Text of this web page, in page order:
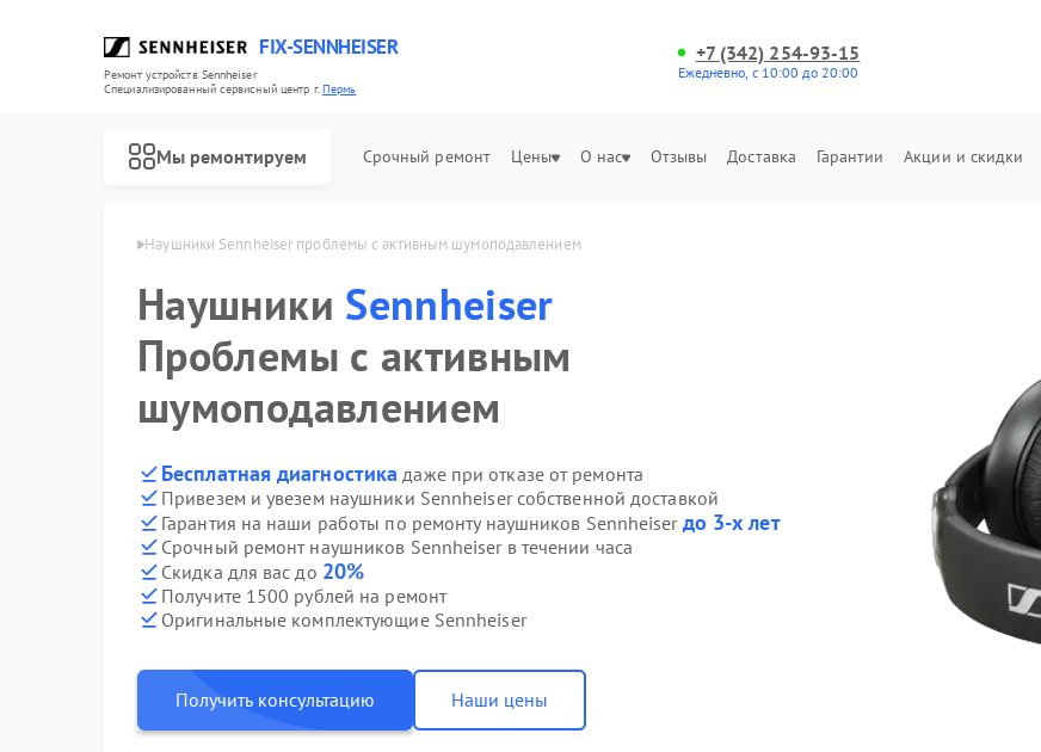
FIX-SENNHEISER
Ремонт устройств Sennheiser
Специализированный cервисный центр г.Пермь
+7 (342) 254-93-15
Ежедневно, с 10:00 до 20:00
Мы ремонтируем Срочный ремонт Цены О нас Отзывы Доставка Гарантии Акции и скидки
в Перми Наушники Sennheiser проблемы с активным шумоподавлением
Наушники Sennheiser
Проблемы с активным
шумоподавлением
Бесплатная диагностика даже при отказе от ремонта
Привезем и увезем наушники Sennheiser собственной доставкой
Гарантия на наши работы по ремонту наушников Sennheiser до 3-х лет
Срочный ремонт наушников Sennheiser в течении часа
Скидка для вас до 20%
Получите 1500 рублей на ремонт
Оригинальные комплектующие Sennheiser
Получить консультацию Наши цены